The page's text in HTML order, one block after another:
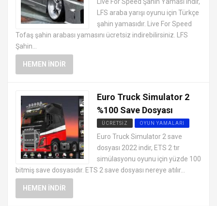
Live For Speed Şahin Yaması indir,
LFS araba yarışı oyunu için Türkçe
şahin yamasıdır. Live For Speed
Tofaş şahin arabası yamasını ücretsiz indirebilirsiniz. LFS
Şahin...
HEMEN İNDIR
Euro Truck Simulator 2
%100 Save Dosyası
ÜCRETSIZ OYUN YAMALARI
Euro Truck Simulator 2 save
dosyası 2022 indir, ETS 2 tır
simülasyonu oyunu için yüzde 100
bitmiş save dosyasıdır. ETS 2 save dosyası nereye atılır...
HEMEN İNDIR